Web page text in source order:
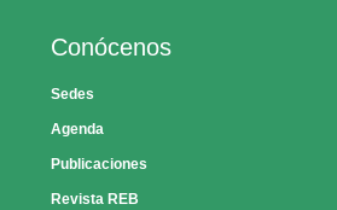
Conócenos
Sedes
Agenda
Publicaciones
Revista REB